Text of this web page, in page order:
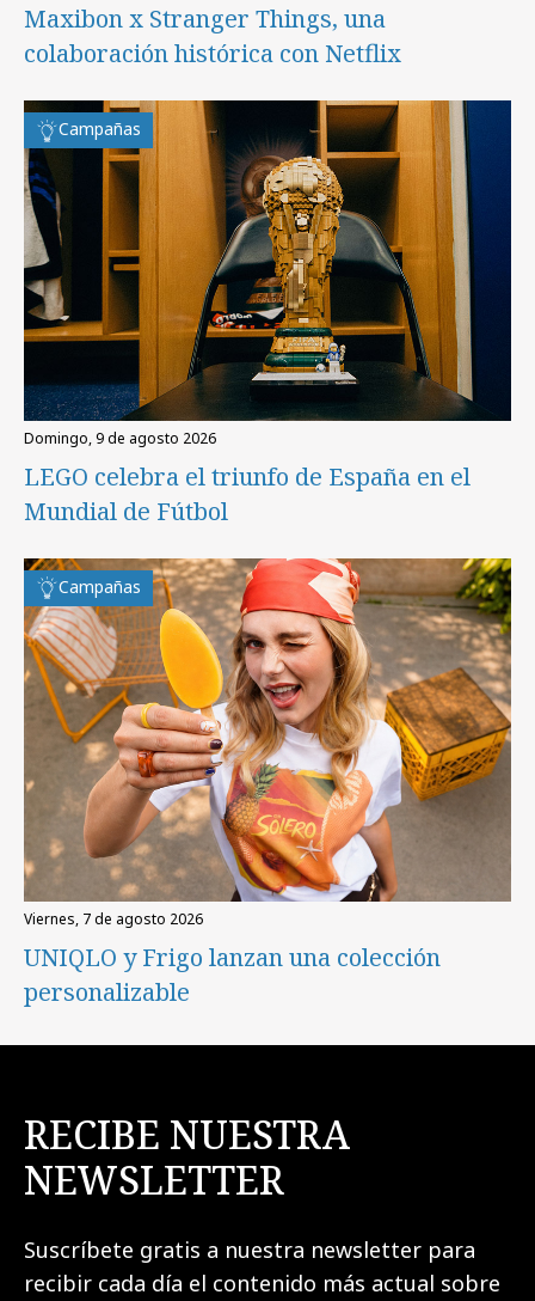
Maxibon x Stranger Things, una
colaboración histórica con Netflix
Campañas
domingo, 9 de agosto 2026
LEGO celebra el triunfo de España en el
Mundial de Fútbol
Campañas
viernes, 7 de agosto 2026
UNIQLO y Frigo lanzan una colección
personalizable
RECIBE NUESTRA
NEWSLETTER
Suscríbete gratis a nuestra newsletter para
recibir cada día el contenido más actual sobre